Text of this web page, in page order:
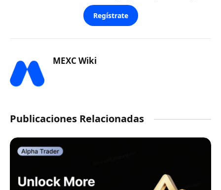
Regístrate
MEXC Wiki
Publicaciones Relacionadas